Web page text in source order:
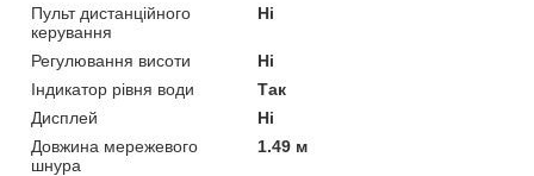
Пульт дистанційного
керування
Ні
Регулювання висоти
Ні
Індикатор рівня води
Так
Дисплей
Ні
Довжина мережевого
шнура
1.49 м